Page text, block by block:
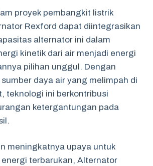
proyek pembangkit listrik
Rexford dapat diintegrasikan
alternator ini dalam
kinetik dari air menjadi energi
pilihan unggul. Dengan
daya air yang melimpah di
teknologi ini berkontribusi
ketergantungan pada
meningkatnya upaya untuk
terbarukan, Alternator